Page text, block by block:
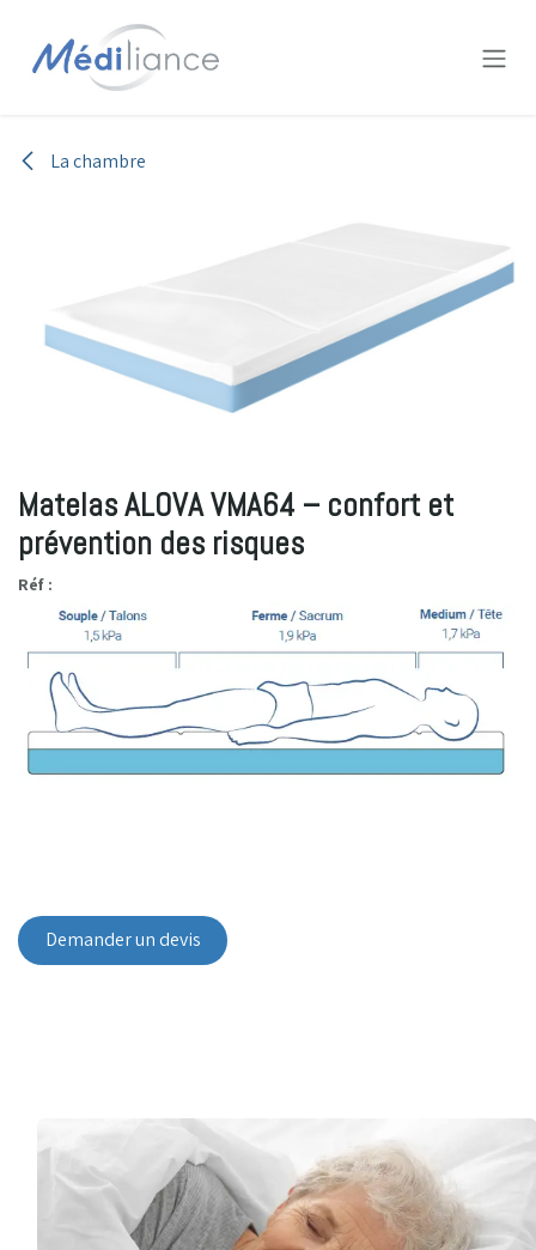
La chambre
Matelas ALOVA VMA64 – confort et
prévention des risques
Réf :
Demander un devis